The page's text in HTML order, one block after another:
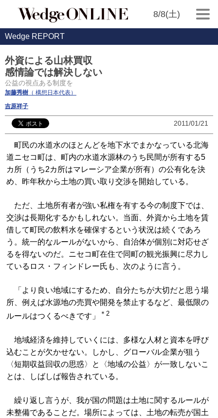
8/8(土)
Wedge REPORT
外資による山林買収
感情論では解決しない
公益の視点ある制度を
加藤秀樹 （ 構想日本代表）
吉原祥子
2011/01/21
町民の水道水のほとんどを地下水でまかなっている北海
道ニセコ町は、町内の水道水源林のうち民間が所有する5
カ所（うち2カ所はマレーシア企業が所有）の公有化を決
め、昨年秋から土地の買い取り交渉を開始している。
ただ、土地所有者が強い私権を有する今の制度下では、
交渉は長期化するかもしれない。当面、外資から土地を賃
借して町民の飲料水を確保するという状況は続くであろ
う。統一的なルールがないから、自治体が個別に対応せざ
るを得ないのだ。ニセコ町在住で同町の観光振興に尽力し
ているロス・フィンドレー氏も、次のように言う。
「より良い地域にするため、自分たちが大切だと思う場
所、例えば水源地の売買や開発を禁止するなど、最低限の
ルールはつくるべきです」
＊2
地域経済を維持していくには、多様な人材と資本を呼び
込むことが欠かせない。しかし、グローバル企業が狙う
〈短期収益回収の思惑〉と〈地域の公益〉が一致しないこ
とは、しばしば報告されている。
繰り返し言うが、我が国の問題は土地に関するルールが
未整備であることだ。場所によっては、土地の転売が国土